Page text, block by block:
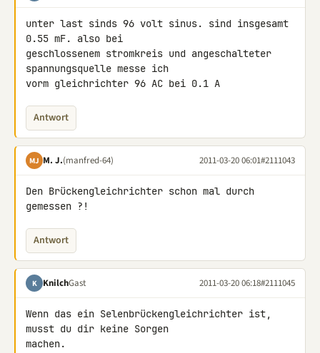
unter last sinds 96 volt sinus. sind insgesamt
0.55 mF. also bei
geschlossenem stromkreis und angeschalteter
spannungsquelle messe ich
vorm gleichrichter 96 AC bei 0.1 A
Antwort
MJ M. J.(manfred-64) 2011-03-20 06:01#2111043
Den Brückengleichrichter schon mal durch
gemessen ?!
Antwort
K KnilchGast 2011-03-20 06:18#2111045
Wenn das ein Selenbrückengleichrichter ist,
musst du dir keine Sorgen
machen.